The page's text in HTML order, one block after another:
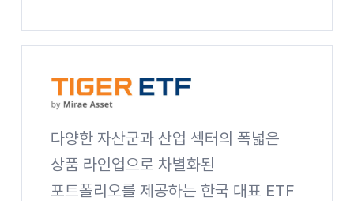
다양한 자산군과 산업 섹터의 폭넓은
상품 라인업으로 차별화된
포트폴리오를 제공하는 한국 대표 ETF